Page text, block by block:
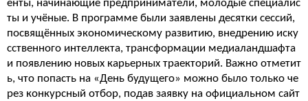
енты, начинающие предприниматели, молодые специалис
ты и учёные. В программе были заявлены десятки сессий,
посвящённых экономическому развитию, внедрению иску
сственного интеллекта, трансформации медиаландшафта
и появлению новых карьерных траекторий. Важно отметит
ь, что попасть на «День будущего» можно было только че
рез конкурсный отбор, подав заявку на официальном сайт